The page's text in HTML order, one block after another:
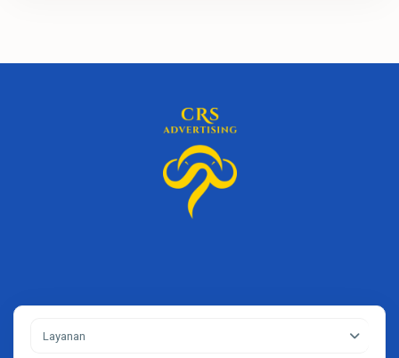
Layanan